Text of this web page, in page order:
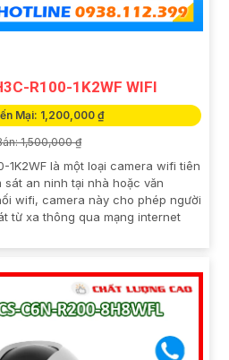
R100-1K2WF WIFI
Mại: 1,200,000 ₫
1,500,000 ₫
1K2WF là một loại camera wifi tiên
an ninh tại nhà hoặc văn
wifi, camera này cho phép người
từ xa thông qua mạng internet